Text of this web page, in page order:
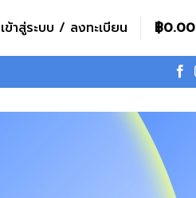
เข้าสู่ระบบ / ลงทะเบียน ฿0.00